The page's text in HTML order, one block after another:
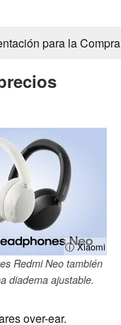
para la Compra
ⓘ Xiaomi
Redmi Neo también
diadema ajustable.
over-ear.